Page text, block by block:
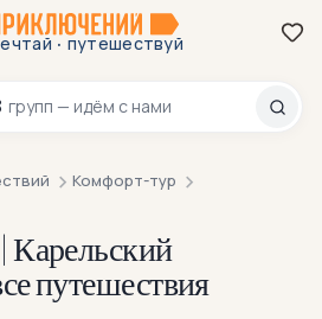
· путешествуй
групп — идём с нами
200-70-23
Комфорт-тур
путешествия